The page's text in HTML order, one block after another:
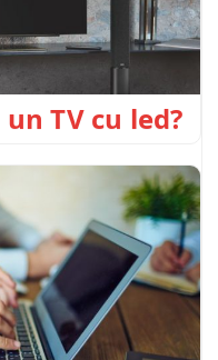
TV cu led?